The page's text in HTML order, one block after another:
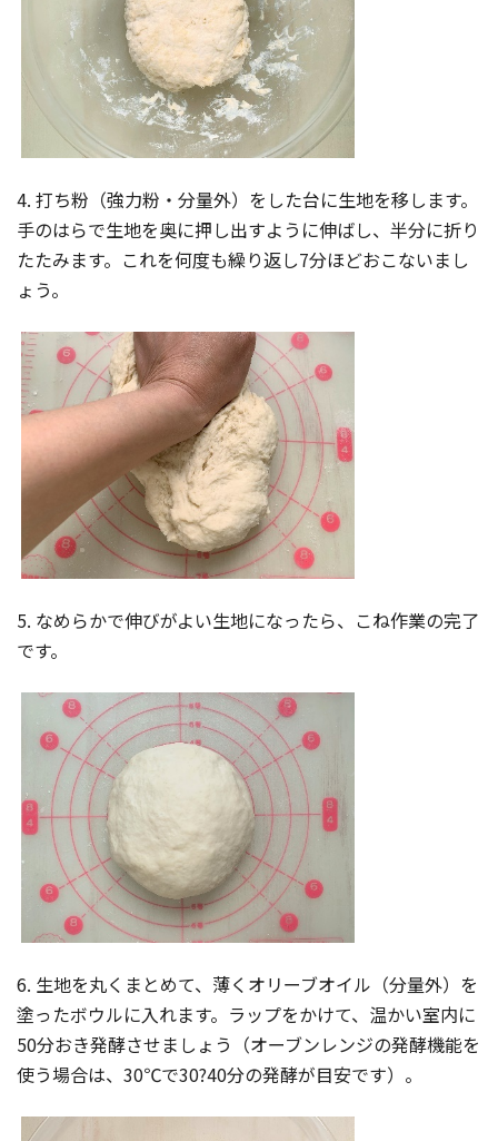
4. 打ち粉（強力粉・分量外）をした台に生地を移します。
手のはらで生地を奥に押し出すように伸ばし、半分に折り
たたみます。これを何度も繰り返し7分ほどおこないまし
ょう。
5. なめらかで伸びがよい生地になったら、こね作業の完了
です。
6. 生地を丸くまとめて、薄くオリーブオイル（分量外）を
塗ったボウルに入れます。ラップをかけて、温かい室内に
50分おき発酵させましょう（オーブンレンジの発酵機能を
使う場合は、30℃で30?40分の発酵が目安です）。